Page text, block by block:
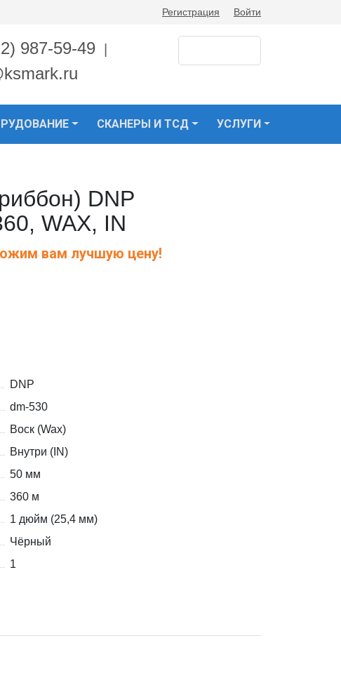
Регистрация Войти
987-59-49
СКАНЕРЫ И ТСД УСЛУГИ
DNP
WAX, IN
вам лучшую цену!
DNP
dm-530
Воск (Wax)
Внутри (IN)
50 мм
360 м
1 дюйм (25,4 мм)
Чёрный
1